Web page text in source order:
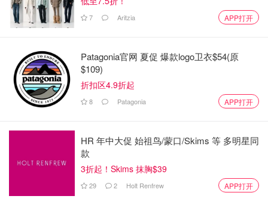
苏黎世/Zurich
心，苏黎世位于阿尔卑斯山的背面，这儿不仅是繁华的商业
中心，也有文化和艺术的熏陶。
苏黎世值得参观的景点有：
苏黎世大教堂
大家在苏黎世还是主要逛逛城区，了解了解城市魅力。
7 Aritzia APP打开
Patagonia官网 夏促 爆款logo卫衣$54(原
$109)
折扣区4.9折起
8 Patagonia APP打开
HR 年中大促 始祖鸟/蒙口/Skims 等 多明星同
款
3折起！Skims 抹胸$39
29 2 Holt Renfrew APP打开